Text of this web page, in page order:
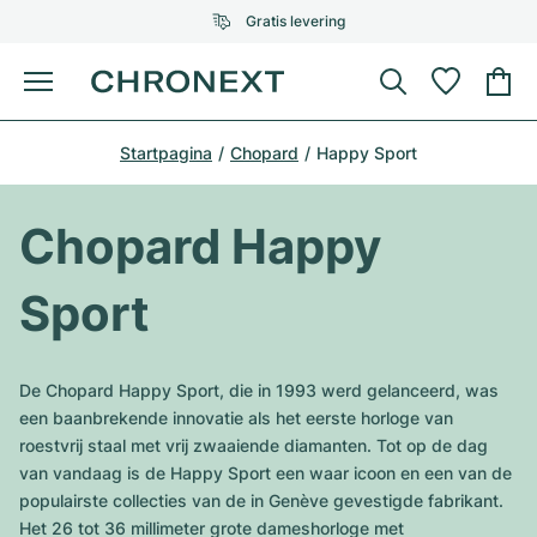
Gratis levering
Menu
Horloge kopen
GESELECTEERDE MERKEN
Top modellen
Omega
Alle Omega modellen
Top modellen
Patek Philippe
Alle Patek Philippe modellen
Top modellen
Alle Audemars Piguet modellen
Cartier
Breitling
Horloges tweedehands
Horloge verkopen
GESELECTEERDE MERKEN
Tiffany
Louis Vuitton
Van Cleef & Arpels
Bvlgari
Nieuwe modellen
Sale
Startpagina Chopard Happy Sport
Chopard Happy
Sport
De Chopard Happy Sport, die in 1993 werd gelanceerd, was
een baanbrekende innovatie als het eerste horloge van
roestvrij staal met vrij zwaaiende diamanten. Tot op de dag
van vandaag is de Happy Sport een waar icoon en een van de
populairste collecties van de in Genève gevestigde fabrikant.
Het 26 tot 36 millimeter grote dameshorloge met